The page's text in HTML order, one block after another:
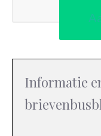
Informatie